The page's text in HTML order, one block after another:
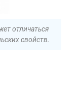
отличаться
свойств.